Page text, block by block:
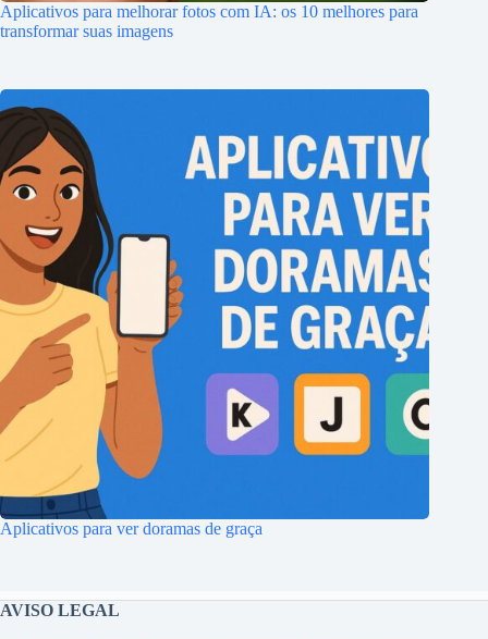
Aplicativos para melhorar fotos com IA: os 10 melhores para
transformar suas imagens
Aplicativos para ver doramas de graça
AVISO LEGAL